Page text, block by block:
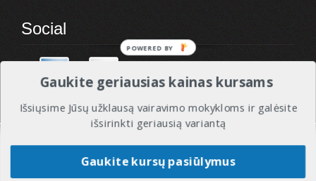
Social
Gaukite geriausias kainas kursams
Išsiųsime Jūsų užklausą vairavimo mokykloms ir galėsite
išsirinkti geriausią variantą
Gaukite kursų pasiūlymus